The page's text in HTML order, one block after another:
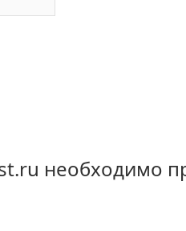
необходимо